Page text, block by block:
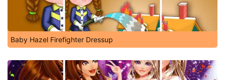
Baby Hazel Firefighter Dressup